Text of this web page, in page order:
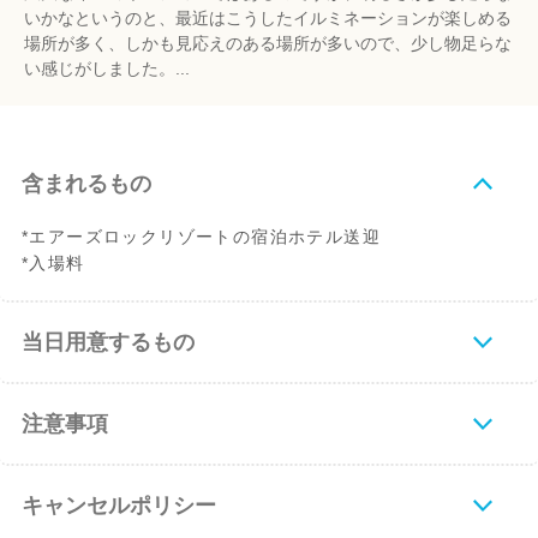
いかなというのと、最近はこうしたイルミネーションが楽しめる
場所が多く、しかも見応えのある場所が多いので、少し物足らな
い感じがしました。...
含まれるもの
*エアーズロックリゾートの宿泊ホテル送迎
*入場料
当日用意するもの
注意事項
キャンセルポリシー